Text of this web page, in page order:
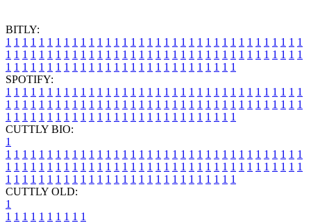
BITLY:
1 1 1 1 1 1 1 1 1 1 1 1 1 1 1 1 1 1 1 1 1 1 1 1 1 1 1 1 1 1 1 1 1 1 1 1
1 1 1 1 1 1 1 1 1 1 1 1 1 1 1 1 1 1 1 1 1 1 1 1 1 1 1 1 1 1 1 1 1 1 1 1
1 1 1 1 1 1 1 1 1 1 1 1 1 1 1 1 1 1 1 1 1 1 1 1 1 1 1 1
SPOTIFY:
1 1 1 1 1 1 1 1 1 1 1 1 1 1 1 1 1 1 1 1 1 1 1 1 1 1 1 1 1 1 1 1 1 1 1 1
1 1 1 1 1 1 1 1 1 1 1 1 1 1 1 1 1 1 1 1 1 1 1 1 1 1 1 1 1 1 1 1 1 1 1 1
1 1 1 1 1 1 1 1 1 1 1 1 1 1 1 1 1 1 1 1 1 1 1 1 1 1 1 1
CUTTLY BIO:
1
1 1 1 1 1 1 1 1 1 1 1 1 1 1 1 1 1 1 1 1 1 1 1 1 1 1 1 1 1 1 1 1 1 1 1 1
1 1 1 1 1 1 1 1 1 1 1 1 1 1 1 1 1 1 1 1 1 1 1 1 1 1 1 1 1 1 1 1 1 1 1 1
1 1 1 1 1 1 1 1 1 1 1 1 1 1 1 1 1 1 1 1 1 1 1 1 1 1 1 1
CUTTLY OLD:
1
1 1 1 1 1 1 1 1 1 1